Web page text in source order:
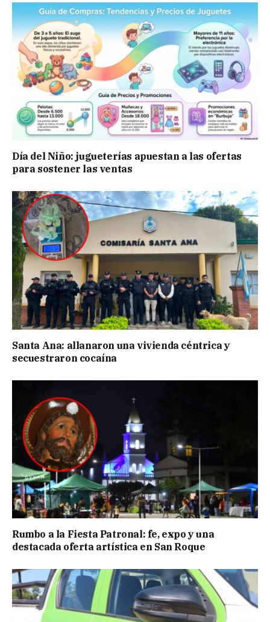
Día del Niño: jugueterías apuestan a las ofertas
para sostener las ventas
Santa Ana: allanaron una vivienda céntrica y
secuestraron cocaína
Rumbo a la Fiesta Patronal: fe, expo y una
destacada oferta artística en San Roque